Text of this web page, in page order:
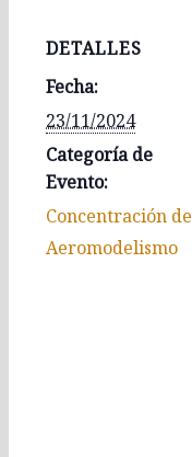
DETALLES
Fecha:
23/11/2024
Categoría de
Evento:
Concentración de
Aeromodelismo